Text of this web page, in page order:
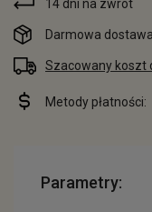
14 dni na zwrot
Darmowa
Szacowany koszt
Metody płatności:
Parametry: